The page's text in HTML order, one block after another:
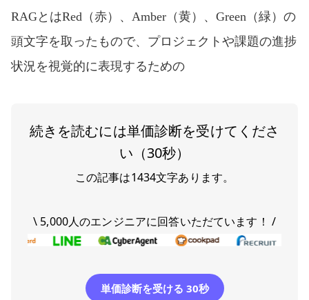
RAGとはRed（赤）、Amber（黄）、Green（緑）の
頭文字を取ったもので、プロジェクトや課題の進捗
状況を視覚的に表現するための
続きを読むには単価診断を受けてくださ
い（30秒）
この記事は1434文字あります。
\ 5,000人のエンジニアに回答いただています！ /
単価診断を受ける 30秒